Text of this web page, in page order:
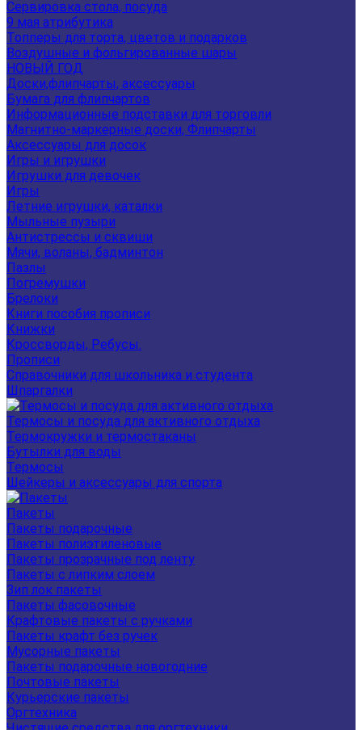
Сервировка стола, посуда
9 мая атрибутика
Топперы для торта, цветов и подарков
Воздушные и фольгированные шары
НОВЫЙ ГОД
Доски,флипчарты, аксессуары
Бумага для флипчартов
Информационные подставки для торговли
Магнитно-маркерные доски, Флипчарты
Аксессуары для досок
Игры и игрушки
Игрушки для девочек
Игры
Летние игрушки, каталки
Мыльные пузыри
Антистрессы и сквиши
Мячи, воланы, бадминтон
Пазлы
Погремушки
Брелоки
Книги пособия прописи
Книжки
Кроссворды, Ребусы.
Прописи
Справочники для школьника и студента
Шпаргалки
Термосы и посуда для активного отдыха
Термокружки и термостаканы
Бутылки для воды
Термосы
Шейкеры и аксессуары для спорта
Пакеты
Пакеты подарочные
Пакеты полиэтиленовые
Пакеты прозрачные под ленту
Пакеты с липким слоем
Зип лок пакеты
Пакеты фасовочные
Крафтовые пакеты с ручками
Пакеты крафт без ручек
Мусорные пакеты
Пакеты подарочные новогодние
Почтовые пакеты
Курьерские пакеты
Оргтехника